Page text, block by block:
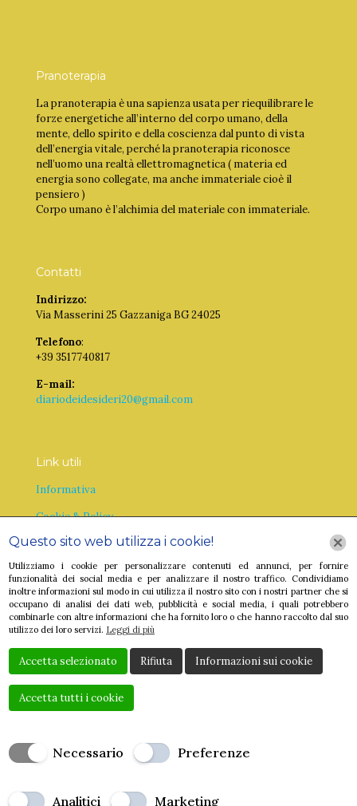
Pranoterapia
La pranoterapia è una sapienza usata per riequilibrare le
forze energetiche all’interno del corpo umano, della
mente, dello spirito e della coscienza dal punto di vista
dell’energia vitale, perché la pranoterapia riconosce
nell’uomo una realtà ellettromagnetica ( materia ed
energia sono collegate, ma anche immateriale cioè il
pensiero )
Corpo umano è l’alchimia del materiale con immateriale.
Contatti
Indirizzo:
Via Masserini 25 Gazzaniga BG 24025
Telefono:
+39 3517740817
E-mail:
diariodeidesideri20@gmail.com
Link utili
Informativa
Cookie & Policy
Copyrights © 2023 GEANINA BURCA - P. IVA
BRCLGN74L47Z129Z | Tutti i diritti riservati.
Questo sito web utilizza i cookie!
Utilizziamo i cookie per personalizzare contenuti ed annunci, per fornire
funzionalità dei social media e per analizzare il nostro traffico. Condividiamo
inoltre informazioni sul modo in cui utilizza il nostro sito con i nostri partner che si
occupano di analisi dei dati web, pubblicità e social media, i quali potrebbero
combinarle con altre informazioni che ha fornito loro o che hanno raccolto dal suo
utilizzo dei loro servizi. Leggi di più
Accetta selezionato Rifiuta Informazioni sui cookie
Accetta tutti i cookie
Necessario Preferenze
Analitici Marketing